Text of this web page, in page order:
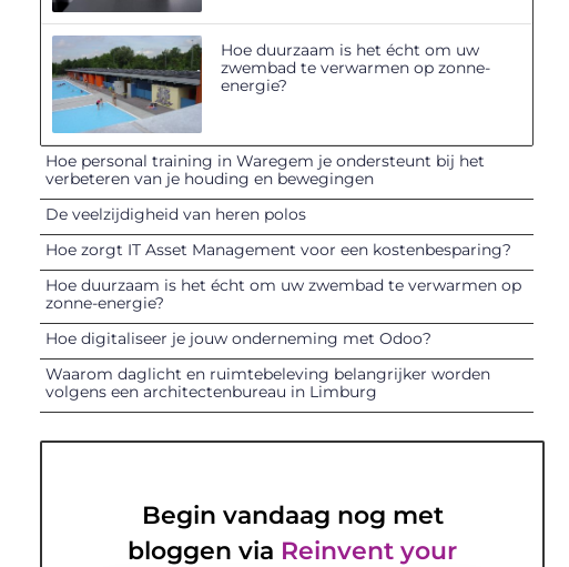
Hoe duurzaam is het écht om uw
zwembad te verwarmen op zonne-
energie?
Hoe personal training in Waregem je ondersteunt bij het
verbeteren van je houding en bewegingen
De veelzijdigheid van heren polos
Hoe zorgt IT Asset Management voor een kostenbesparing?
Hoe duurzaam is het écht om uw zwembad te verwarmen op
zonne-energie?
Hoe digitaliseer je jouw onderneming met Odoo?
Waarom daglicht en ruimtebeleving belangrijker worden
volgens een architectenbureau in Limburg
Begin vandaag nog met
bloggen via Reinvent your